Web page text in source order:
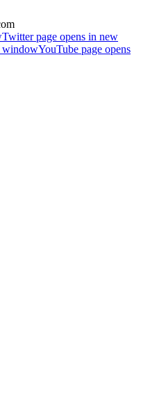
Twitter page opens in new
windowYouTube page opens